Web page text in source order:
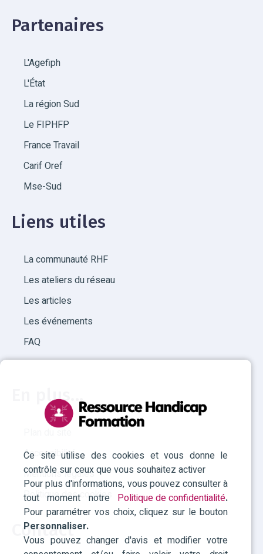
Ce site utilise des cookies et vous donne le
contrôle sur ceux que vous souhaitez activer
Pour plus d'informations, vous pouvez consulter à
tout moment notre Politique de confidentialité.
Pour paramétrer vos choix, cliquez sur le bouton
Personnaliser.
Vous pouvez changer d'avis et modifier votre
Partenaires
L'Agefiph
L'État
La région Sud
Le FIPHFP
France Travail
Carif Oref
Mse-Sud
Liens utiles
La communauté RHF
Les ateliers du réseau
Les articles
Les événements
FAQ
En plus...
Plan du site
Accessibilité
Mentions légales
Politique des cookies
Contact